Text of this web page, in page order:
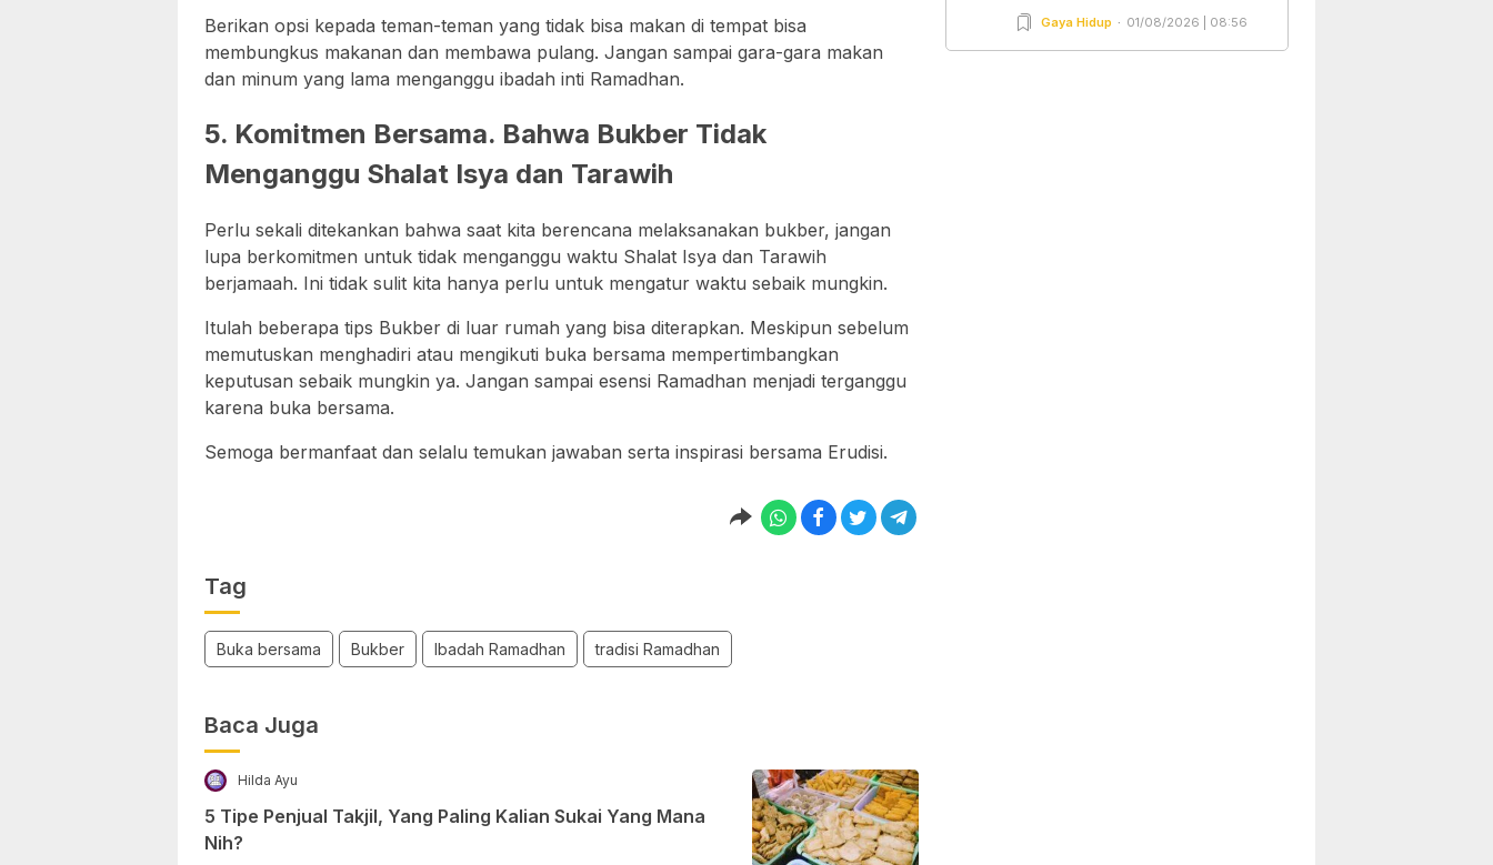
Berikan opsi kepada teman-teman yang tidak bisa makan di tempat bisa
membungkus makanan dan membawa pulang. Jangan sampai gara-gara makan
dan minum yang lama menganggu ibadah inti Ramadhan.
5. Komitmen Bersama. Bahwa Bukber Tidak
Menganggu Shalat Isya dan Tarawih
Perlu sekali ditekankan bahwa saat kita berencana melaksanakan bukber, jangan
lupa berkomitmen untuk tidak menganggu waktu Shalat Isya dan Tarawih
berjamaah. Ini tidak sulit kita hanya perlu untuk mengatur waktu sebaik mungkin.
Itulah beberapa tips Bukber di luar rumah yang bisa diterapkan. Meskipun sebelum
memutuskan menghadiri atau mengikuti buka bersama mempertimbangkan
keputusan sebaik mungkin ya. Jangan sampai esensi Ramadhan menjadi terganggu
karena buka bersama.
Semoga bermanfaat dan selalu temukan jawaban serta inspirasi bersama Erudisi.
Tag
Buka bersama Bukber Ibadah Ramadhan tradisi Ramadhan
Baca Juga
Hilda Ayu
5 Tipe Penjual Takjil, Yang Paling Kalian Sukai Yang Mana
Nih?
Gaya Hidup 01/08/2026 | 08:56